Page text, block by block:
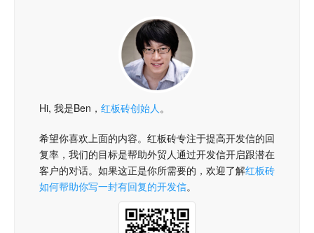
Hi, 我是Ben， 红板砖创始人 。
希望你喜欢上面的内容。红板砖专注于提高开发信的回
复率，我们的目标是帮助外贸人通过开发信开启跟潜在
客户的对话。如果这正是你所需要的，欢迎了解红板砖
如何帮助你写一封有回复的开发信。